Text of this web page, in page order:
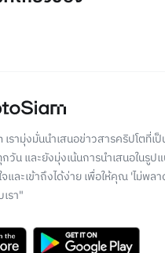
รามุ่งมั่นนำเสนอข่าวสารคริปโตที่เ
วัน และยังมุ่งเน้นการนำเสนอในรูป
และเข้าถึงได้ง่าย เพื่อให้คุณ 'ไม่พล
รา"